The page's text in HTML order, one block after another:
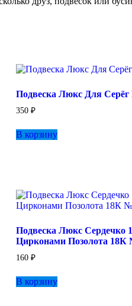
Подвеска Люкс Для
350₽
В корзину
Подвеска Люкс Сердечко
Цирконами Позолота 18К
160₽
В корзину